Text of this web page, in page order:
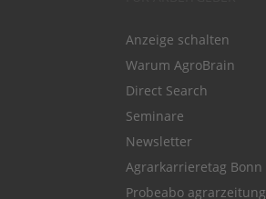
Anzeige schalten
Warum AgroBrain
Direct Search
Seminare
Newsletter
Agrarkarrieretag Bonn
Probeabo agrarzeitung